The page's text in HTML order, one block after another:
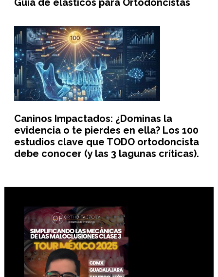
Guía de elásticos para Ortodoncistas
Caninos Impactados: ¿Dominas la
evidencia o te pierdes en ella? Los 100
estudios clave que TODO ortodoncista
debe conocer (y las 3 lagunas críticas).
Footer